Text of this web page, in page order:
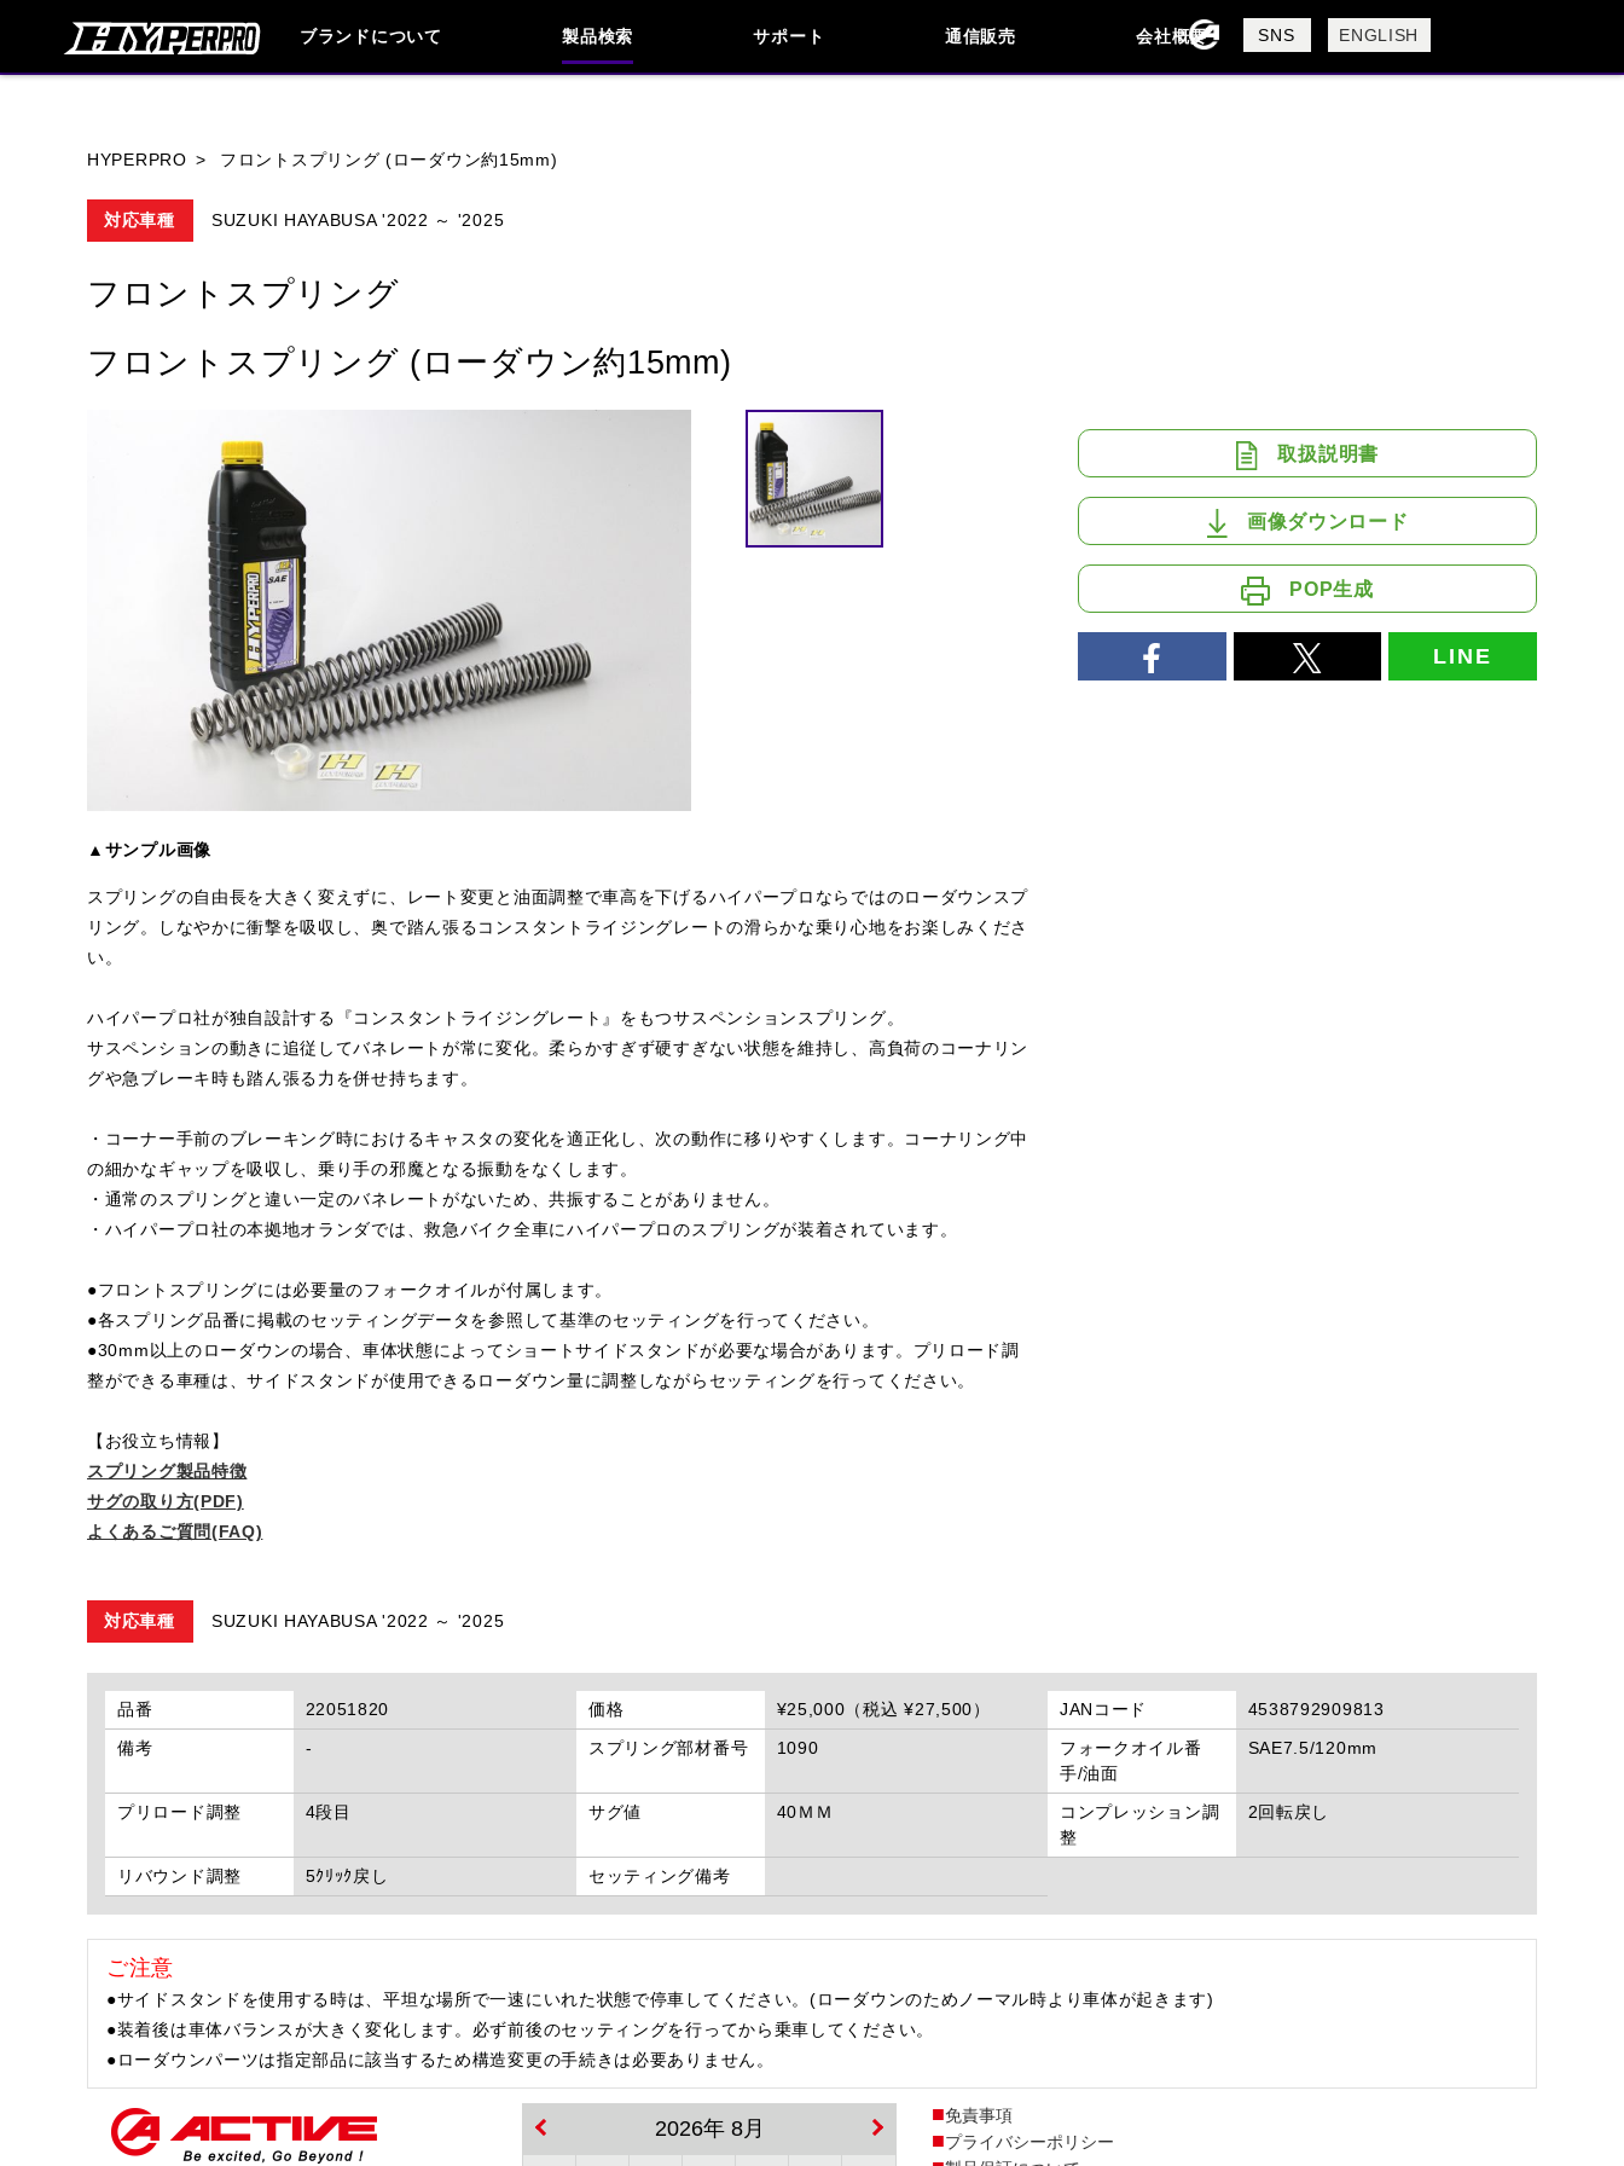
ブランドについて 製品検索 サポート
お問い合わせ
よくあるご質問
通信販売 会社概要
会社概要
採用情報
SNS ENGLISH
閉じる
HYPERPRO フロントスプリング (ローダウン約15mm)
対応車種 SUZUKI HAYABUSA '2022 ～ '2025
フロントスプリング
フロントスプリング (ローダウン約15mm)
▲サンプル画像
スプリングの自由長を大きく変えずに、レート変更と油面調整で車高を下げるハイパープロならではのローダウンスプ
リング。しなやかに衝撃を吸収し、奥で踏ん張るコンスタントライジングレートの滑らかな乗り心地をお楽しみくださ
い。
ハイパープロ社が独自設計する『コンスタントライジングレート』をもつサスペンションスプリング。
サスペンションの動きに追従してバネレートが常に変化。柔らかすぎず硬すぎない状態を維持し、高負荷のコーナリン
グや急ブレーキ時も踏ん張る力を併せ持ちます。
・コーナー手前のブレーキング時におけるキャスタの変化を適正化し、次の動作に移りやすくします。コーナリング中
の細かなギャップを吸収し、乗り手の邪魔となる振動をなくします。
・通常のスプリングと違い一定のバネレートがないため、共振することがありません。
・ハイパープロ社の本拠地オランダでは、救急バイク全車にハイパープロのスプリングが装着されています。
●フロントスプリングには必要量のフォークオイルが付属します。
●各スプリング品番に掲載のセッティングデータを参照して基準のセッティングを行ってください。
●30mm以上のローダウンの場合、車体状態によってショートサイドスタンドが必要な場合があります。プリロード調
整ができる車種は、サイドスタンドが使用できるローダウン量に調整しながらセッティングを行ってください。
【お役立ち情報】
スプリング製品特徴
サグの取り方(PDF)
よくあるご質問(FAQ)
取扱説明書
画像ダウンロード
POP生成
LINE
対応車種 SUZUKI HAYABUSA '2022 ～ '2025
品番 22051820 価格 ¥25,000（税込 ¥27,500） JANコード
4538792909813
備考
- スプリング部材番号 1090
フォークオイル番
手/油面
SAE7.5/120mm
プリロード調整 4段目 サグ値 40ＭＭ
コンプレッション調
整
2回転戻し
リバウンド調整 5ｸﾘｯｸ戻し セッティング備考
ご注意
●サイドスタンドを使用する時は、平坦な場所で一速にいれた状態で停車してください。(ローダウンのためノーマル時より車体が起きます)
●装着後は車体バランスが大きく変化します。必ず前後のセッティングを行ってから乗車してください。
●ローダウンパーツは指定部品に該当するため構造変更の手続きは必要ありません。
2026年 8月
免責事項
プライバシーポリシー